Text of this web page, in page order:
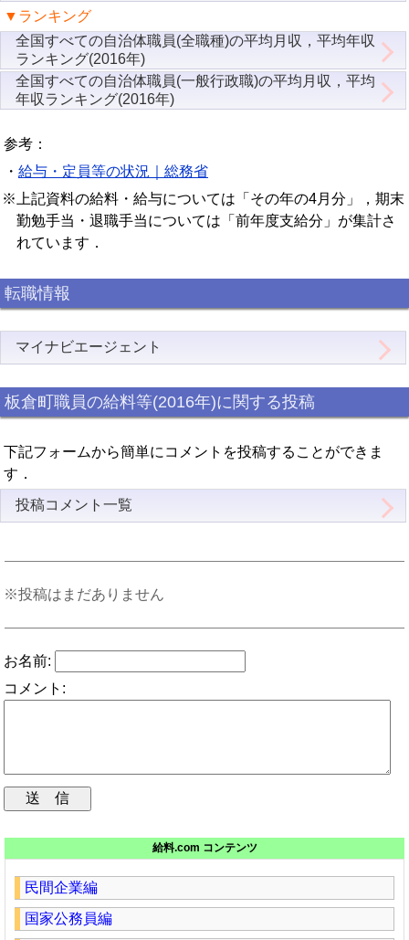
▼ランキング
全国すべての自治体職員(全職種)の平均月収，平均年収
ランキング(2016年)
全国すべての自治体職員(一般行政職)の平均月収，平均
年収ランキング(2016年)
参考：
・ 給与・定員等の状況｜総務省
※上記資料の給料・給与については「その年の4月分」，期末
勤勉手当・退職手当については「前年度支給分」が集計さ
れています．
転職情報
マイナビエージェント
板倉町職員の給料等(2016年)に関する投稿
下記フォームから簡単にコメントを投稿することができま
す．
投稿コメント一覧
※投稿はまだありません
お名前:
コメント:
給料.com コンテンツ
民間企業編
国家公務員編